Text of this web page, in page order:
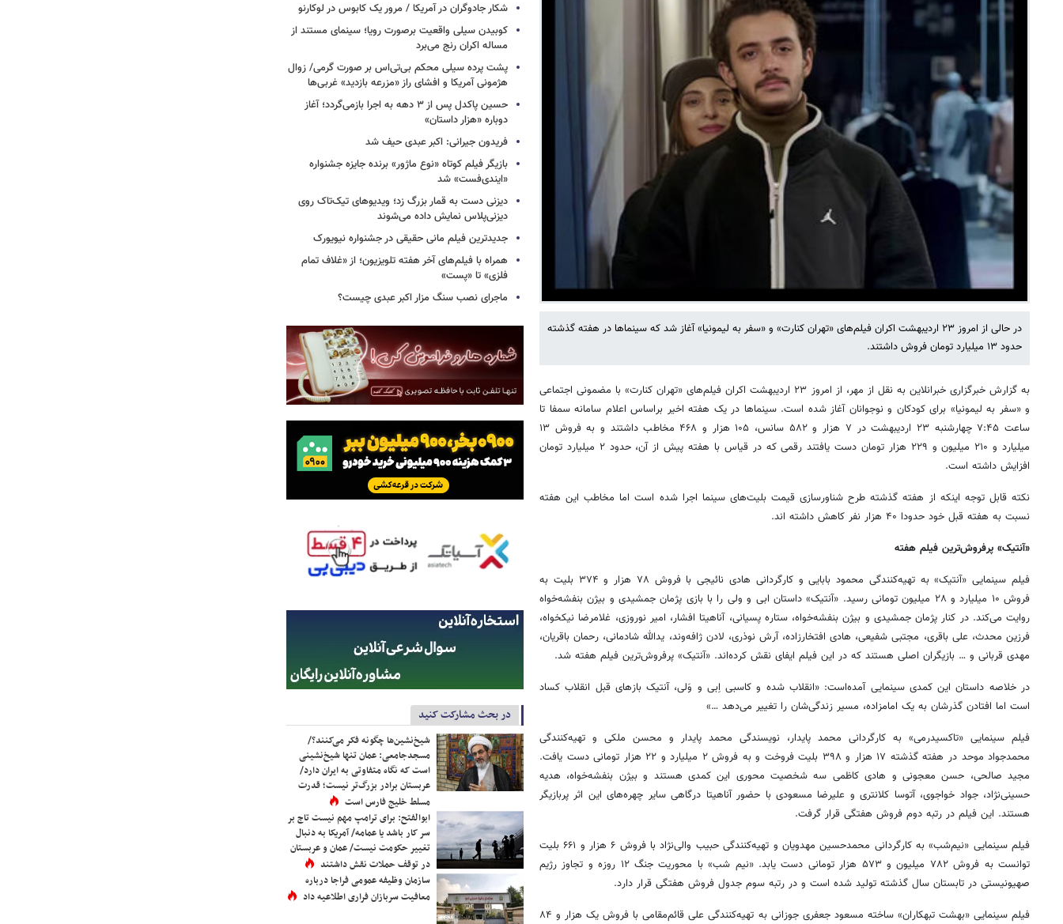
در حالی از امروز ۲۳ اردیبهشت اکران فیلم‌های «تهران کنارت» و «سفر به لیمونیا» آغاز شد که سینماها در هفته گذشته
حدود ۱۳ میلیارد تومان فروش داشتند.
به گزارش خبرگزاری خبرانلاین به نقل از مهر، از امروز ۲۳ اردیبهشت اکران فیلم‌های «تهران کنارت» با مضمونی اجتماعی
و «سفر به لیمونیا» برای کودکان و نوجوانان آغاز شده است. سینماها در یک هفته اخیر براساس اعلام سامانه سمفا تا
ساعت ۷:۴۵ چهارشنبه ۲۳ اردیبهشت در ۷ هزار و ۵۸۲ سانس، ۱۰۵ هزار و ‌۴۶۸ مخاطب داشتند و به فروش ۱۳
میلیارد و ۲۱۰ میلیون و ۲۲۹ هزار تومان دست یافتند رقمی که در قیاس با هفته پیش‌ از آن، حدود ۲ میلیارد تومان
افزایش داشته است.
نکته قابل توجه اینکه از هفته گذشته طرح شناورسازی قیمت بلیت‌های سینما اجرا شده است اما مخاطب این هفته
نسبت به هفته قبل خود حدودا ۴۰ هزار نفر کاهش داشته اند.
«آنتیک» پرفروش‌ترین فیلم هفته
فیلم سینمایی «آنتیک» به تهیه‌کنندگی محمود بابایی و کارگردانی هادی نائیجی با فروش ۷۸ هزار و ۳۷۴ بلیت به
فروش ۱۰ میلیارد و ۲۸ میلیون تومانی رسید. «آنتیک» داستان ابی و ولی را با بازی پژمان جمشیدی و بیژن بنفشه‌خواه
روایت می‌کند. در کنار پژمان جمشیدی و بیژن بنفشه‌خواه، ستاره پسیانی، آناهیتا افشار، امیر نوروزی، غلامرضا نیکخواه،
فرزین محدث، علی باقری، مجتبی شفیعی، هادی افتخارزاده، آرش نوذری، لادن ژافه‌وند، یدالله شادمانی، رحمان باقریان،
مهدی قربانی و … بازیگران اصلی هستند که در این فیلم ایفای نقش کرده‌اند. «آنتیک» پرفروش‌ترین فیلم هفته شد.
در خلاصه داستان این کمدی سینمایی آمده‌است: «انقلاب شده و کاسبی اِبی و وَلی، آنتیک بازهای قبل انقلاب کساد
است اما افتادن گذرشان به یک امامزاده، مسیر زندگی‌شان را تغییر می‌دهد …»
فیلم سینمایی «تاکسیدرمی» به کارگردانی محمد پایدار، نویسندگی محمد پایدار و محسن ملکی و تهیه‌کنندگی
محمدجواد موحد در هفته گذشته ۱۷ هزار و ۳۹۸ بلیت فروخت و به فروش ۲ میلیارد و ۲۲ هزار تومانی دست یافت.
مجید صالحی، حسن معجونی و هادی کاظمی سه شخصیت محوری این کمدی هستند و بیژن بنفشه‌خواه، هدیه
حسینی‌نژاد، جواد خواجوی، آتوسا کلانتری و علیرضا مسعودی با حضور آناهیتا درگاهی سایر چهره‌های این اثر پربازیگر
هستند. این فیلم در رتبه دوم فروش هفتگی قرار گرفت.
فیلم سینمایی «نیم‌شب» به کارگردانی محمدحسین مهدویان و تهیه‌کنندگی حبیب والی‌نژاد با فروش ۶ هزار و ۶۶۱ بلیت
توانست به فروش ۷۸۲ میلیون و ۵۷۳ هزار تومانی دست یابد. «نیم شب» با محوریت جنگ ١٢ روزه و تجاوز رژیم
صهیونیستی در تابستان سال گذشته تولید شده است و در رتبه سوم جدول فروش هفتگی قرار دارد.
فیلم سینمایی «بهشت تبهکاران» ساخته مسعود جعفری جوزانی به تهیه‌کنندگی علی قائم‌مقامی با فروش یک هزار و ۸۴
شکار جادوگران در آمریکا / مرور یک کابوس در لوکارنو
کوبیدن سیلی واقعیت برصورت رویا؛ سینمای مستند از
مساله اکران رنج می‌برد
پشت پرده سیلی محکم بی‌تی‌اس بر صورت گرمی/ زوال
هژمونی آمریکا و افشای راز «مزرعه بازدید» غربی‌ها
حسین پاکدل پس از ۳ دهه به اجرا بازمی‌گردد؛ آغاز
دوباره «هزار داستان»
فریدون جیرانی: اکبر عبدی حیف شد
بازیگر فیلم کوتاه «نوع ماژور» برنده جایزه جشنواره
«ایندی‌فست» شد
دیزنی دست به قمار بزرگ زد؛ ویدیوهای تیک‌تاک روی
دیزنی‌پلاس نمایش داده می‌شوند
جدیدترین فیلم مانی حقیقی در جشنواره نیویورک
همراه با فیلم‌های آخر هفته تلویزیون؛ از «غلاف تمام
فلزی» تا «پست»
ماجرای نصب سنگ مزار اکبر عبدی چیست؟
در بحث مشارکت کنید
شیخ‌نشین‌ها چگونه فکر می‌کنند؟/
مسجدجامعی: عمان تنها شیخ‌نشینی
است که نگاه متفاوتی به ایران دارد/
عربستان برادر بزرگ‌تر نیست؛ قدرت
مسلط خلیج فارس است
ابوالفتح: برای ترامپ مهم نیست تاج بر
سر کار باشد یا عمامه/ آمریکا به دنبال
تغییر حکومت نیست/ عمان و عربستان
در توقف حملات نقش داشتند
سازمان وظیفه عمومی فراجا درباره
معافیت سربازان فراری اطلاعیه داد